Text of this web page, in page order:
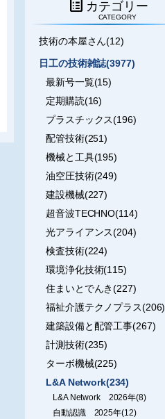
list_alt カテゴリー
CATEGORY
技術の本屋さん(12)
日工の技術雑誌(3977)
最新号一覧(15)
定期購読(16)
プラスチックス(196)
配管技術(251)
機械と工具(195)
油空圧技術(249)
建設機械(227)
超音波TECHNO(114)
光アライアンス(204)
検査技術(224)
環境浄化技術(115)
住まいとでんき(227)
福祉介護テクノプラス(206)
建築設備と配管工事(267)
計測技術(235)
ターボ機械(225)
L&A Network(234)
L&A Network 2026年(8)
自動認識 2025年(12)